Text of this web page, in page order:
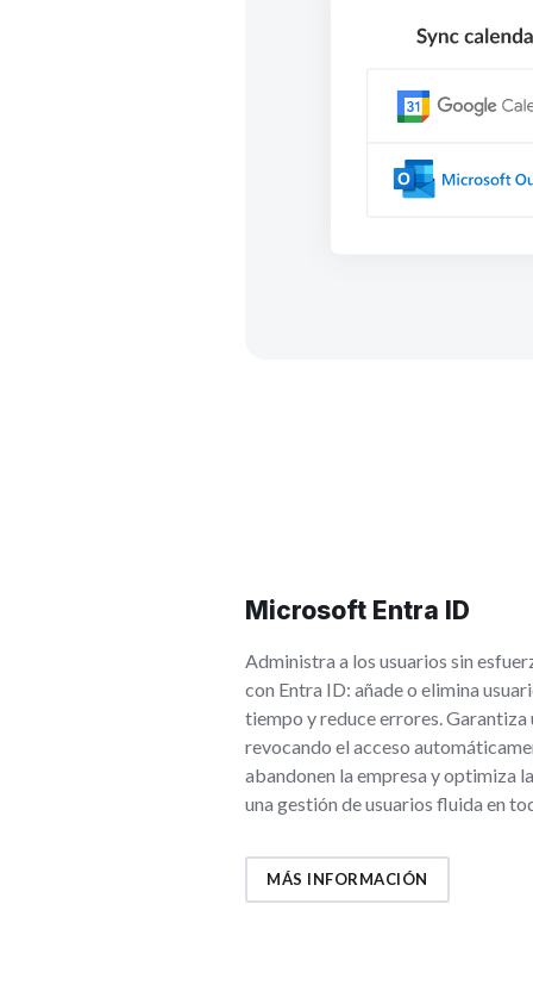
Microsoft Entra ID
Administra a los usuarios sin
con Entra ID: añade o elimina
tiempo y reduce errores.
revocando el acceso
abandonen la empresa y optimiza
una gestión de usuarios fluida en
MÁS INFORMACIÓN